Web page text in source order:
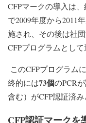
CFPマークの導入は
で2009年度から2011
施され、その後は社
CFPプログラムとして
このCFPプログラム
終的には73個のPCRが
含む）がCFP認証済み
CFP認証マークを